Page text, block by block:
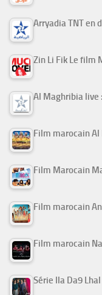
Arryadia TNT en
Al Maghribia live